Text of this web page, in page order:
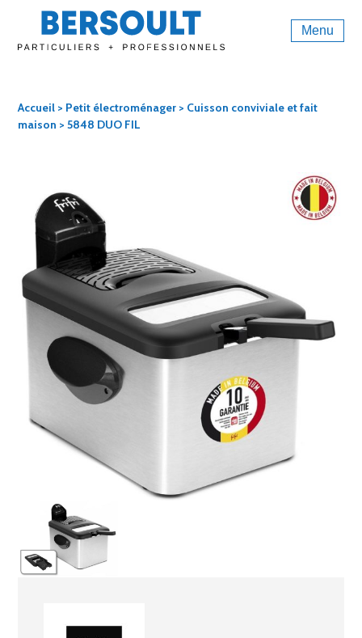
Menu
Accueil > Petit électroménager > Cuisson conviviale et fait
maison > 5848 DUO FIL